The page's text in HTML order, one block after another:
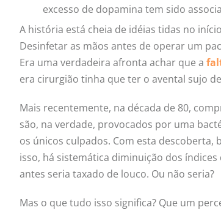
excesso de dopamina tem sido
A história está cheia de idéias tidas no
Desinfetar as mãos antes de operar um
Era uma verdadeira afronta achar que a
era cirurgião tinha que ter o avental sujo
Mais recentemente, na década de 80,
são, na verdade, provocados por uma
os únicos culpados. Com esta
isso, há sistemática diminuição dos
antes seria taxado de louco. Ou não seria?
Mas o que tudo isso significa? Que um